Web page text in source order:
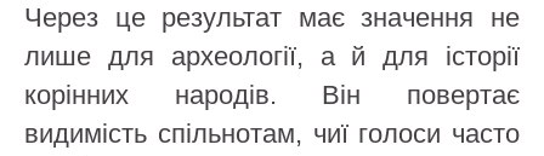
Через це результат має значення не
лише для археології, а й для історії
корінних народів. Він повертає
видимість спільнотам, чиї голоси часто